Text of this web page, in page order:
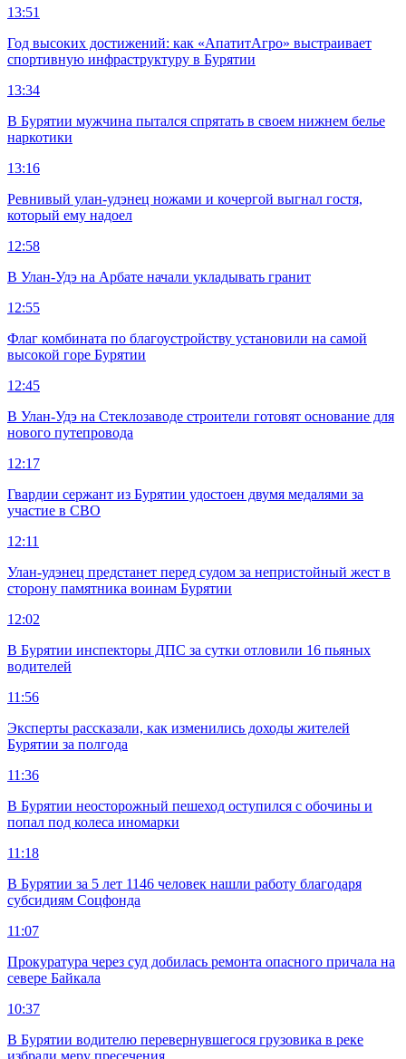
13:51
Год высоких достижений: как «АпатитАгро» выстраивает
спортивную инфраструктуру в Бурятии
13:34
В Бурятии мужчина пытался спрятать в своем нижнем белье
наркотики
13:16
Ревнивый улан-удэнец ножами и кочергой выгнал гостя,
который ему надоел
12:58
В Улан-Удэ на Арбате начали укладывать гранит
12:55
Флаг комбината по благоустройству установили на самой
высокой горе Бурятии
12:45
В Улан-Удэ на Стеклозаводе строители готовят основание для
нового путепровода
12:17
Гвардии сержант из Бурятии удостоен двумя медалями за
участие в СВО
12:11
Улан-удэнец предстанет перед судом за непристойный жест в
сторону памятника воинам Бурятии
12:02
В Бурятии инспекторы ДПС за сутки отловили 16 пьяных
водителей
11:56
Эксперты рассказали, как изменились доходы жителей
Бурятии за полгода
11:36
В Бурятии неосторожный пешеход оступился с обочины и
попал под колеса иномарки
11:18
В Бурятии за 5 лет 1146 человек нашли работу благодаря
субсидиям Соцфонда
11:07
Прокуратура через суд добилась ремонта опасного причала на
севере Байкала
10:37
В Бурятии водителю перевернувшегося грузовика в реке
избрали меру пресечения